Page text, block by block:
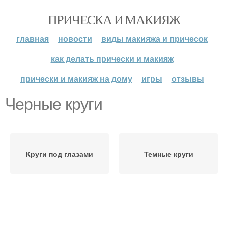
ПРИЧЕСКА И МАКИЯЖ
главная новости
виды макияжа и причесок
как делать прически и макияж
прически и макияж на дому
игры отзывы
Черные круги
Круги под глазами Темные круги